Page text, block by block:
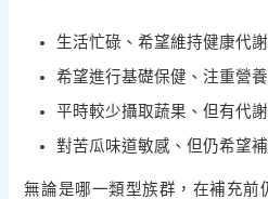
生活忙碌、希望維持健康代
希望進行基礎保健、注重營
平時較少攝取蔬果、但有代
對苦瓜味道敏感、但仍希望
無論是哪一類型族群，在補充前